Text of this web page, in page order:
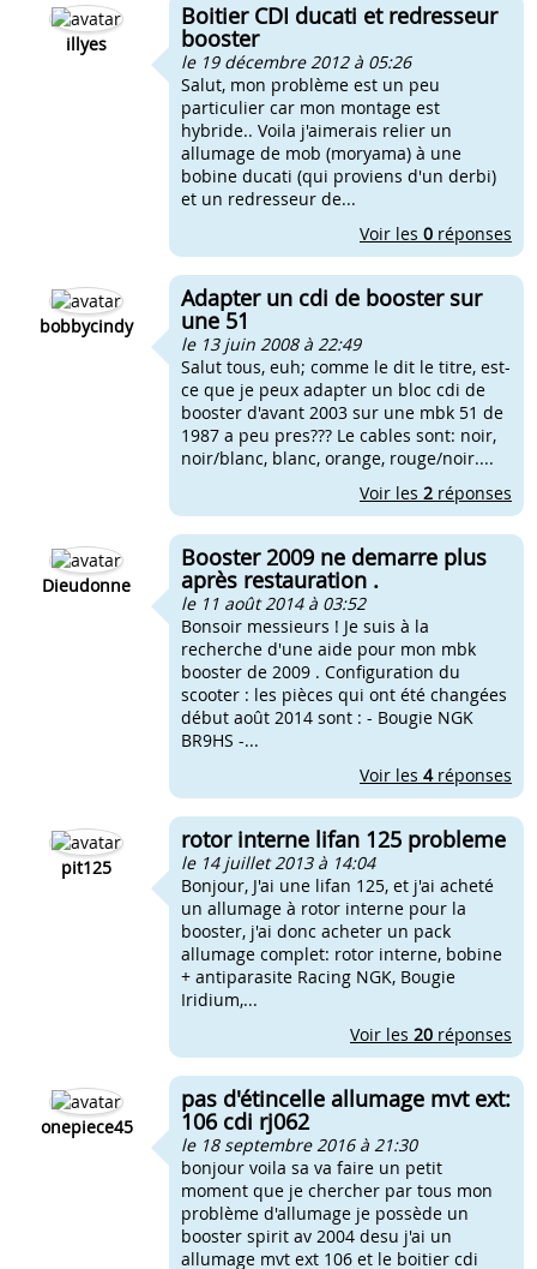
illyes
Boitier CDI ducati et redresseur
booster
le 19 décembre 2012 à 05:26
Salut, mon problème est un peu
particulier car mon montage est
hybride.. Voila j'aimerais relier un
allumage de mob (moryama) à une
bobine ducati (qui proviens d'un derbi)
et un redresseur de...
Voir les 0 réponses
bobbycindy
Adapter un cdi de booster sur
une 51
le 13 juin 2008 à 22:49
Salut tous, euh; comme le dit le titre, est-
ce que je peux adapter un bloc cdi de
booster d'avant 2003 sur une mbk 51 de
1987 a peu pres??? Le cables sont: noir,
noir/blanc, blanc, orange, rouge/noir....
Voir les 2 réponses
Dieudonne
Booster 2009 ne demarre plus
après restauration .
le 11 août 2014 à 03:52
Bonsoir messieurs ! Je suis à la
recherche d'une aide pour mon mbk
booster de 2009 . Configuration du
scooter : les pièces qui ont été changées
début août 2014 sont : - Bougie NGK
BR9HS -...
Voir les 4réponses
pit125
rotor interne lifan 125 probleme
le 14 juillet 2013 à 14:04
Bonjour, J'ai une lifan 125, et j'ai acheté
un allumage à rotor interne pour la
booster, j'ai donc acheter un pack
allumage complet: rotor interne, bobine
+ antiparasite Racing NGK, Bougie
Iridium,...
Voir les 20 réponses
onepiece45
pas d'étincelle allumage mvt ext:
106 cdi rj062
le 18 septembre 2016 à 21:30
bonjour voila sa va faire un petit
moment que je chercher par tous mon
problème d'allumage je possède un
booster spirit av 2004 desu j'ai un
allumage mvt ext 106 et le boitier cdi